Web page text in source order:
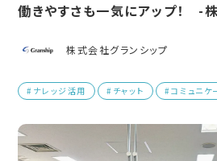
働きやすさも一気にアップ！ -
株式会社グランシップ
#ナレッジ活用 #チャット #コミュニケ